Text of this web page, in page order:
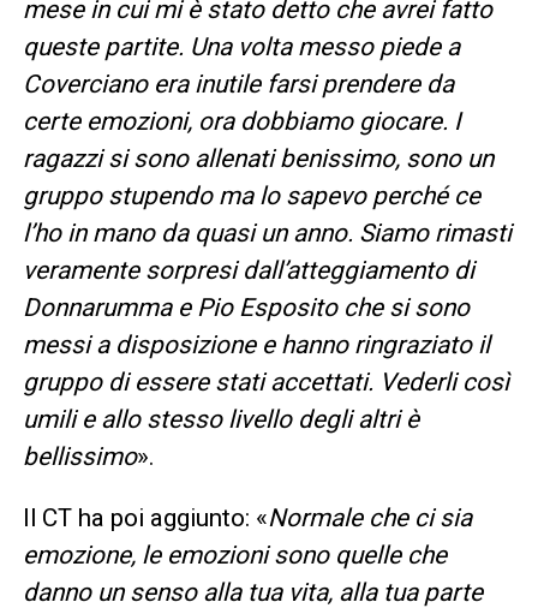
mese in cui mi è stato detto che avrei fatto
queste partite. Una volta messo piede a
Coverciano era inutile farsi prendere da
certe emozioni, ora dobbiamo giocare. I
ragazzi si sono allenati benissimo, sono un
gruppo stupendo ma lo sapevo perché ce
l’ho in mano da quasi un anno. Siamo rimasti
veramente sorpresi dall’atteggiamento di
Donnarumma e Pio Esposito che si sono
messi a disposizione e hanno ringraziato il
gruppo di essere stati accettati. Vederli così
umili e allo stesso livello degli altri è
bellissimo».
Il CT ha poi aggiunto: «Normale che ci sia
emozione, le emozioni sono quelle che
danno un senso alla tua vita, alla tua parte